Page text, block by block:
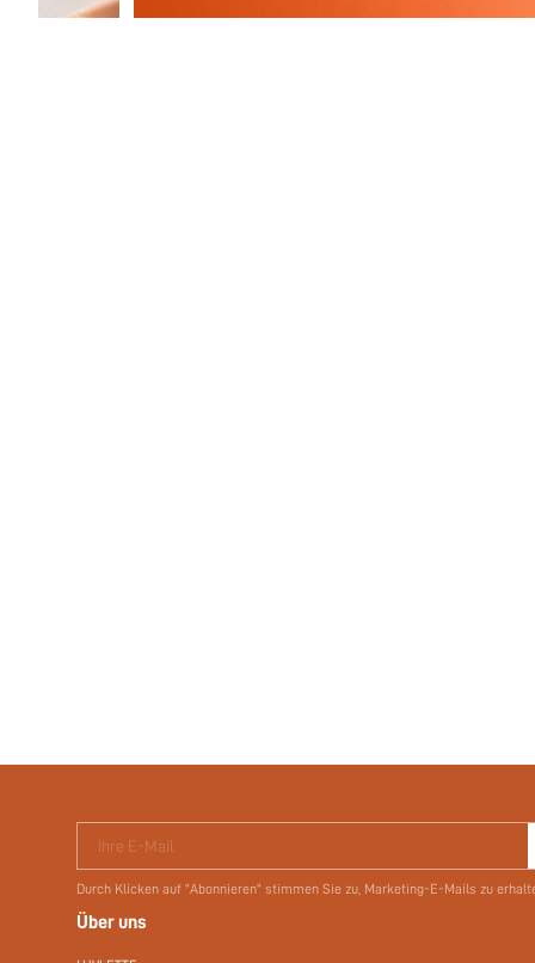
Ihre E-Mail
Durch Klicken auf "Abonnieren" stimmen Sie zu, Marketing-E-Mails zu
Über uns